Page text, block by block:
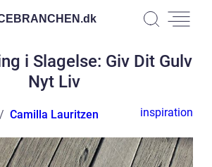
dk
i Slagelse: Giv Dit Gulv
Nyt Liv
Camilla Lauritzen inspiration